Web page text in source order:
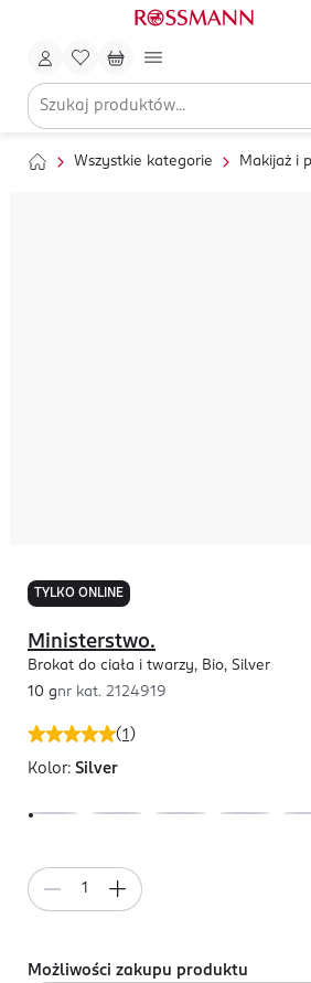
Wszystkie kategorie Makijaż i
TYLKO ONLINE
(1 )
Ministerstwo.
Brokat do ciała i twarzy, Bio, Silver
10 gnr kat. 2124919
Kolor: Silver
Możliwości zakupu produktu